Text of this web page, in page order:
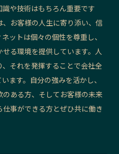
や技術はもちろん重要です
お客様の人生に寄り添い、信
ットは個々の個性を尊重し、
る環境を提供しています。人
それを発揮することで会社全
ます。自分の強みを活かし、
ある方、そしてお客様の未来
事ができる方とぜひ共に働き